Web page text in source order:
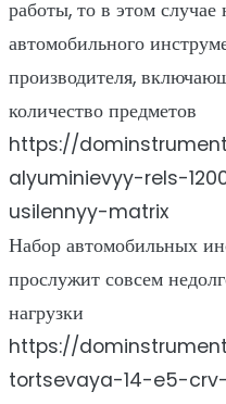
работы, то в этом случае
автомобильного
производителя,
количество предметов
https://
alyuminievyy-rels-
usilennyy-matrix
Набор автомобильных
прослужит совсем
нагрузки
https://
tortsevaya-14-e5-